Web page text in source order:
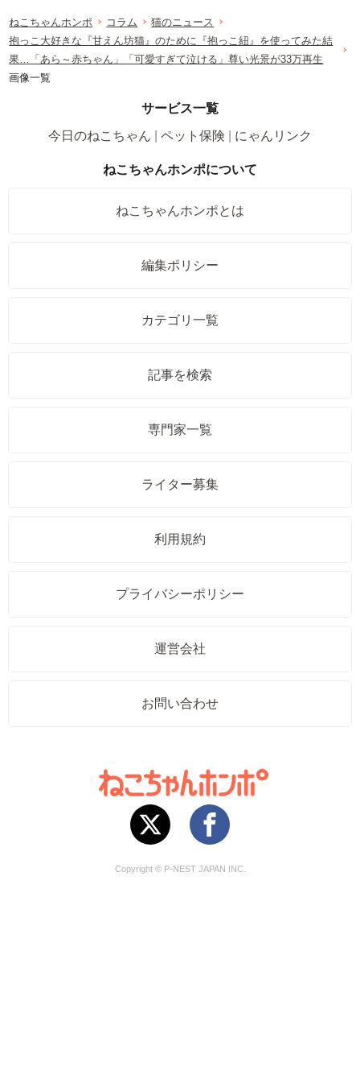
ねこちゃんホンポ コラム
猫のニュース
抱っこ大好きな『甘えん坊猫』のために『抱っこ紐』を使ってみた結
果…「あら～赤ちゃん」「可愛すぎて泣ける」尊い光景が33万再生
画像一覧
サービス一覧
今日のねこちゃん
ペット保険 にゃんリンク
ねこちゃんホンポについて
ねこちゃんホンポとは
編集ポリシー
カテゴリ一覧
記事を検索
専門家一覧
ライター募集
利用規約
プライバシーポリシー
運営会社
お問い合わせ
Copyright © P-NEST JAPAN INC.